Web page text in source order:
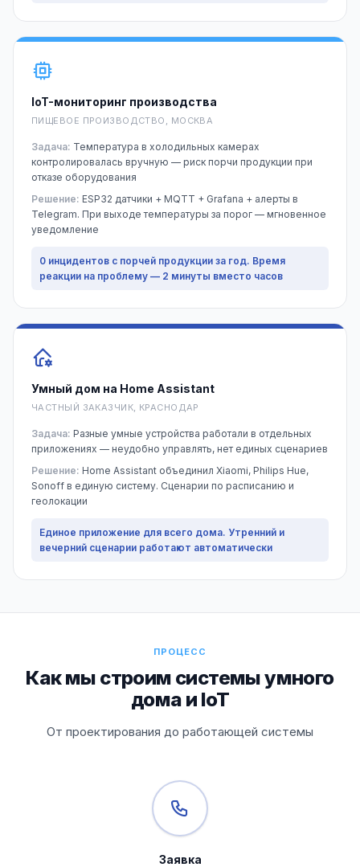
IoT-мониторинг производства
ПИЩЕВОЕ ПРОИЗВОДСТВО, МОСКВА
Задача: Температура в холодильных камерах
контролировалась вручную — риск порчи продукции при
отказе оборудования
Решение: ESP32 датчики + MQTT + Grafana + алерты в
Telegram. При выходе температуры за порог — мгновенное
уведомление
0 инцидентов с порчей продукции за год. Время
реакции на проблему — 2 минуты вместо часов
Умный дом на Home Assistant
ЧАСТНЫЙ ЗАКАЗЧИК, КРАСНОДАР
Задача: Разные умные устройства работали в отдельных
приложениях — неудобно управлять, нет единых сценариев
Решение: Home Assistant объединил Xiaomi, Philips Hue,
Sonoff в единую систему. Сценарии по расписанию и
геолокации
Единое приложение для всего дома. Утренний и
вечерний сценарии работают автоматически
ПРОЦЕСС
Как мы строим системы умного
дома и IoT
От проектирования до работающей системы
Заявка